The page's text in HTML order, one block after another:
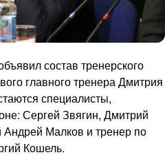
состав тренерского
главного тренера Дмитрия
специалисты,
Сергей Звягин, Дмитрий
Андрей Малков и тренер по
Кошель.